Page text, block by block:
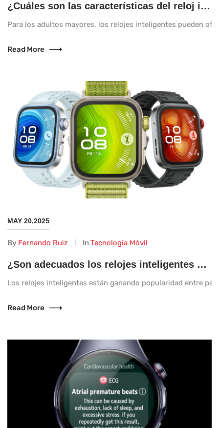
¿Cuáles son las características del reloj inteligente que realmente importan para los adultos mayores?
Para los adultos mayores, los relojes inteligentes pueden
Read More
MAY 20,2025
By Fernando Ruiz InTecnología Móvil
¿Son adecuados los relojes inteligentes para niños?
Los relojes inteligentes están ganando popularidad entre
Read More